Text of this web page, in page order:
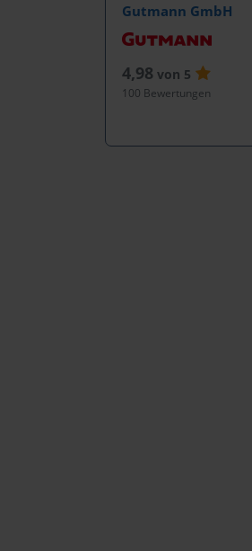
Gutmann GmbH
4,98 von 5
100 Bewertungen